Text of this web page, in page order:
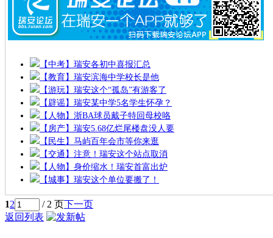
【中考】瑞安各初中喜报汇总
【教育】瑞安滨海中学校长是他
【游玩】瑞安这个“孤岛”有游客了
【辟谣】瑞安某中学5名学生怀孕？
【人物】浙BA球员戴子特回母校咯
【房产】瑞安5.68亿烂尾楼盘没人要
【民生】马屿百年会市等你来逛
【交通】注意！瑞安这个站点取消
【人物】身价缩水！瑞安首富出炉
【城事】瑞安这个单位要搬了！
12 / 2 页下一页
返回列表